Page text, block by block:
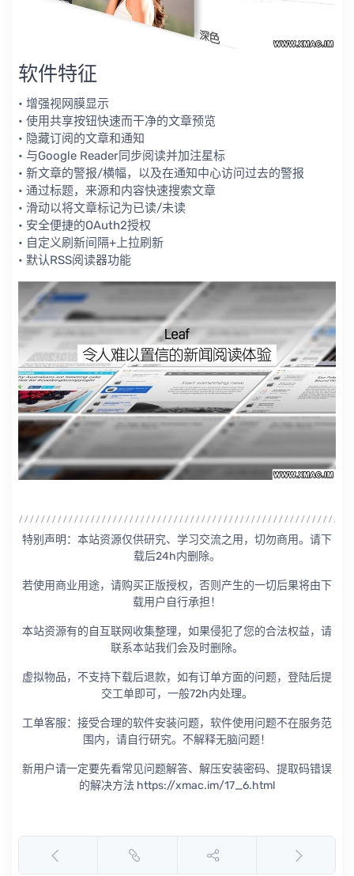
软件特征
• 增强视网膜显示
• 使用共享按钮快速而干净的文章预览
• 隐藏订阅的文章和通知
• 与Google Reader同步阅读并加注星标
• 新文章的警报/横幅，以及在通知中心访问过去的警报
• 通过标题，来源和内容快速搜索文章
• 滑动以将文章标记为已读/未读
• 安全便捷的OAuth2授权
• 自定义刷新间隔+上拉刷新
• 默认RSS阅读器功能
特别声明：本站资源仅供研究、学习交流之用，切勿商用。请下
载后24h内删除。
若使用商业用途，请购买正版授权，否则产生的一切后果将由下
载用户自行承担！
本站资源有的自互联网收集整理，如果侵犯了您的合法权益，请
联系本站我们会及时删除。
虚拟物品，不支持下载后退款，如有订单方面的问题，登陆后提
交工单即可，一般72h内处理。
工单客服：接受合理的软件安装问题，软件使用问题不在服务范
围内，请自行研究。不解释无脑问题！
新用户请一定要先看常见问题解答、解压安装密码、提取码错误
的解决方法 https://xmac.im/17_6.html